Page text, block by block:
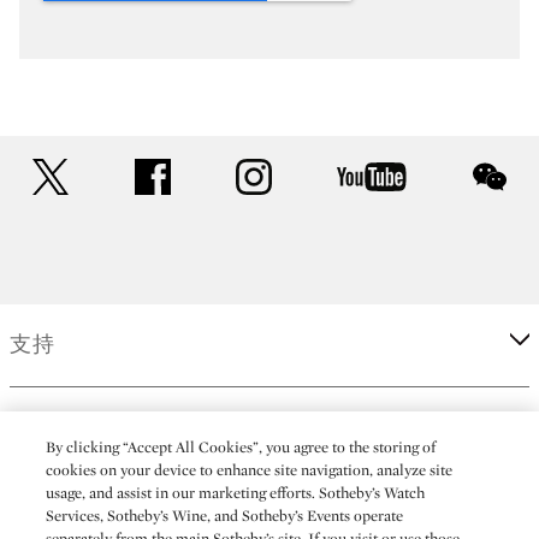
facebook instagram youtube
支持
更多
By clicking “Accept All Cookies”, you agree to the storing of
cookies on your device to enhance site navigation, analyze site
usage, and assist in our marketing efforts. Sotheby’s Watch
Services, Sotheby’s Wine, and Sotheby’s Events operate